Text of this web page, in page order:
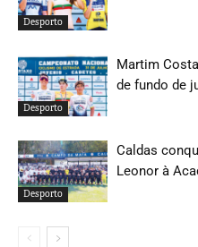
Desporto
Desporto
Martim
de fundo de
Desporto
Caldas
Leonor à